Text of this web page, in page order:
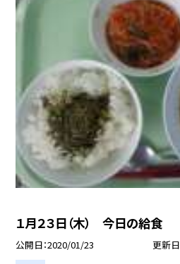
１月２３日（木） 今日の給食
公開日 2020/01/23 更新日